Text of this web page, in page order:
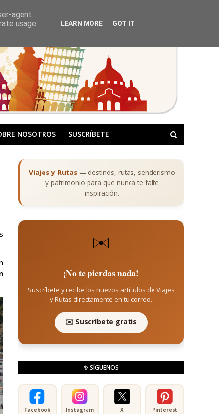
NOSOTROS SUSCRÍBETE
Viajes y Rutas — destinos, rutas, senderismo
y patrimonio para que nunca te falte
inspiración.
✉️
¡No te pierdas nada!
Suscríbete y recibe los nuevos artículos de Viajes
y Rutas directamente en tu correo.
✉️ Suscríbete gratis
✨ SÍGUENOS
Facebook Instagram X Pinterest
agent
usage
LEARN MORE GOT IT